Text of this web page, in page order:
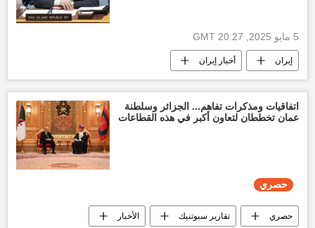
5 مايو 2025, 20:27 GMT
إيران أخبار إيران
الولايات المتحدة الأمريكية إسرائيل
أخبار إسرائيل اليوم أنصار الله
الحرب على اليمن أخبار اليمن الأن
اتفاقيات ومذكرات تفاهم... الجزائر وسلطنة
عمان تخططان لتعاون أكبر في هذه القطاعات
حصري
حصري تقارير سبوتنيك الأخبار